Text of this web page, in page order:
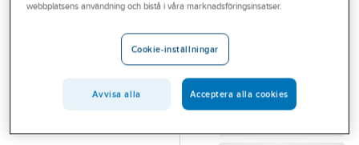
Branscher RUTAB
KAPSLING KLP60-1
Artikelnummer:
Lev. artikelnr: 6390203
webbplatsens användning och bistå i våra marknadsföringsinsatser.
Cookie-inställningar
Avvisa alla Acceptera alla cookies